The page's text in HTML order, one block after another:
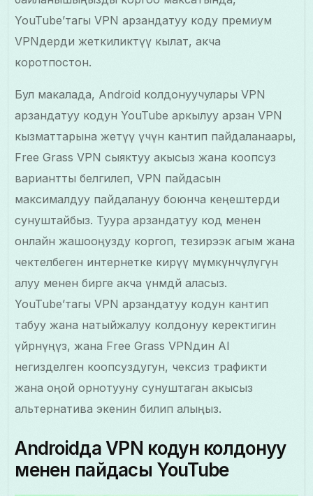
YouTube’тагы VPN арзандатуу коду премиум
VPNдерди жеткиликтүү кылат, акча
коротпостон.
Бул макалада, Android колдонуучулары VPN
арзандатуу кодун YouTube аркылуу арзан VPN
кызматтарына жетүү үчүн кантип пайдаланаары,
Free Grass VPN сыяктуу акысыз жана коопсуз
вариантты белгилеп, VPN пайдасын
максималдуу пайдалануу боюнча кеңештерди
сунуштайбыз. Туура арзандатуу код менен
онлайн жашооңузду коргоп, тезирээк агым жана
чектелбеген интернетке кирүү мүмкүнчүлүгүн
алуу менен бирге акча үнөмдөй аласыз.
YouTube’тагы VPN арзандатуу кодун кантип
табуу жана натыйжалуу колдонуу керектигин
үйрөнүңүз, жана Free Grass VPNдин AI
негизделген коопсуздугун, чексиз трафикти
жана оңой орнотууну сунуштаган акысыз
альтернатива экенин билип алыңыз.
Androidда VPN кодун колдонуу
менен пайдасы YouTube